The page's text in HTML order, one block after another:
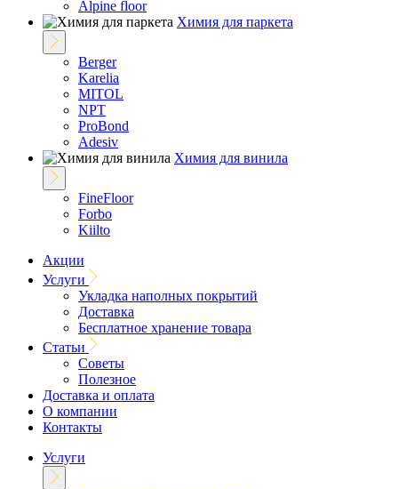
Alpine floor
Химия для паркета
Berger
Karelia
MITOL
NPT
ProBond
Adesiv
Химия для винила
FineFloor
Forbo
Kiilto
Акции
Услуги
Укладка наполных покрытий
Доставка
Бесплатное хранение товара
Статьи
Советы
Полезное
Доставка и оплата
О компании
Контакты
Услуги